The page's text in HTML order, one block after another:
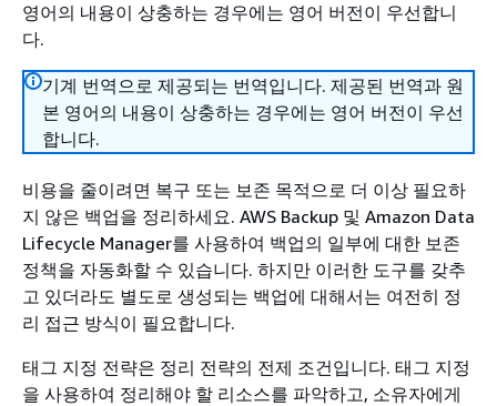
영어의 내용이 상충하는 경우에는 영어 버전이 우선합니
다.
기계 번역으로 제공되는 번역입니다. 제공된 번역과 원
본 영어의 내용이 상충하는 경우에는 영어 버전이 우선
합니다.
비용을 줄이려면 복구 또는 보존 목적으로 더 이상 필요하
지 않은 백업을 정리하세요. AWS Backup 및 Amazon Data
Lifecycle Manager를 사용하여 백업의 일부에 대한 보존
정책을 자동화할 수 있습니다. 하지만 이러한 도구를 갖추
고 있더라도 별도로 생성되는 백업에 대해서는 여전히 정
리 접근 방식이 필요합니다.
태그 지정 전략은 정리 전략의 전제 조건입니다. 태그 지정
을 사용하여 정리해야 할 리소스를 파악하고, 소유자에게